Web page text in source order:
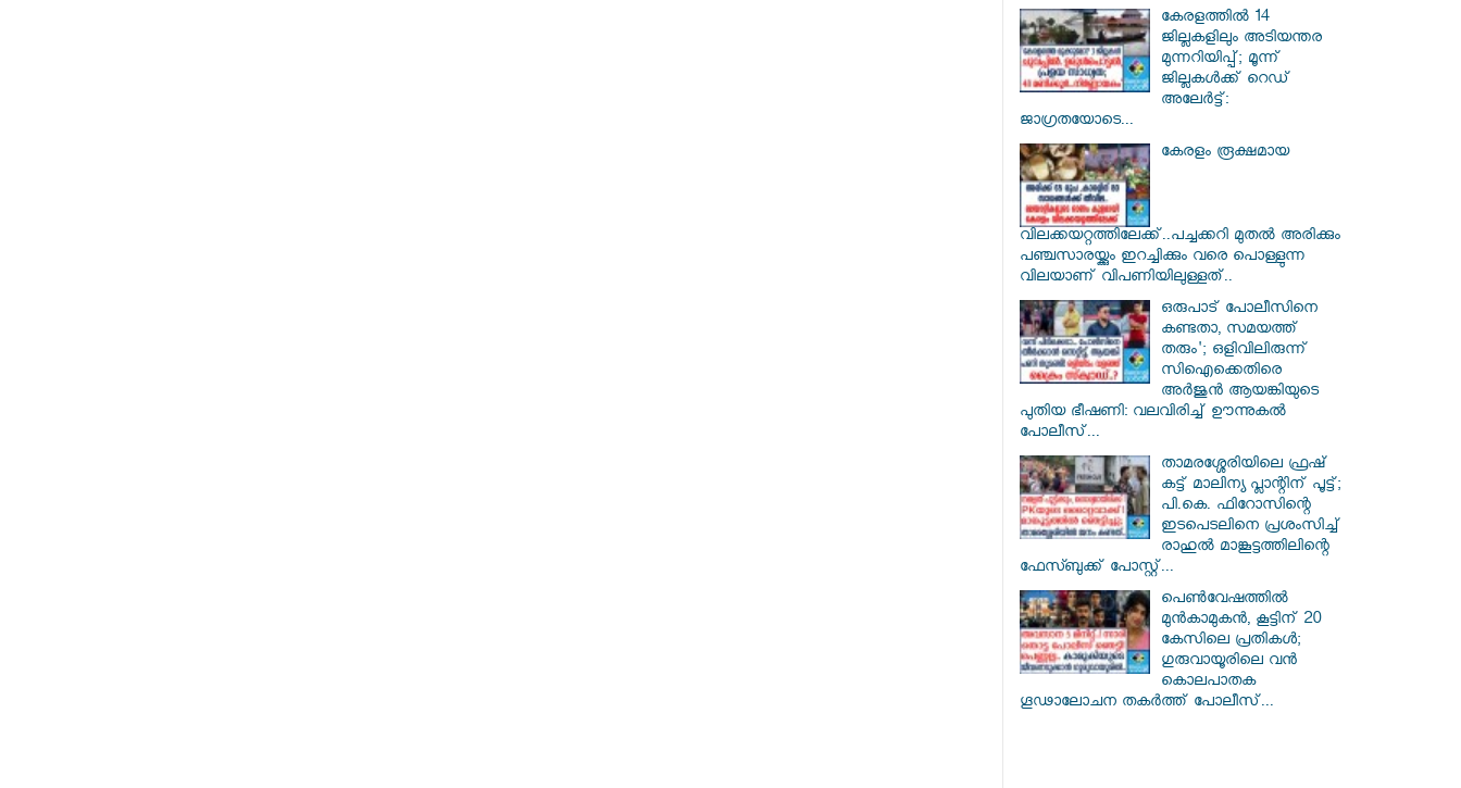
കേരളത്തിൽ 14
ജില്ലകളിലും അടിയന്തര
മുന്നറിയിപ്പ്; മൂന്ന്
ജില്ലകൾക്ക് റെഡ്
അലേർട്ട്:
ജാഗ്രതയോടെ...
കേരളം രൂക്ഷമായ
വിലക്കയറ്റത്തിലേക്ക്..പച്ചക്കറി മുതൽ അരിക്കും
പഞ്ചസാരയ്ക്കും ഇറച്ചിക്കും വരെ പൊള്ളുന്ന
വിലയാണ് വിപണിയിലുള്ളത്..
ഒരുപാട് പോലീസിനെ
കണ്ടതാ, സമയത്ത്
തരും'; ഒളിവിലിരുന്ന്
സിഐക്കെതിരെ
അർജുൻ ആയങ്കിയുടെ
പുതിയ ഭീഷണി: വലവിരിച്ച് ഊന്നുകൽ
പോലീസ്...
താമരശ്ശേരിയിലെ ഫ്രഷ്
കട്ട് മാലിന്യ പ്ലാന്റിന് പൂട്ട്;
പി.കെ. ഫിറോസിന്റെ
ഇടപെടലിനെ പ്രശംസിച്ച്
രാഹുൽ മാങ്കൂട്ടത്തിലിന്റെ
ഫേസ്ബുക്ക് പോസ്റ്റ്...
പെൺവേഷത്തിൽ
മുൻകാമുകൻ, കൂട്ടിന് 20
കേസിലെ പ്രതികൾ;
ഗുരുവായൂരിലെ വൻ
കൊലപാതക
ഗൂഢാലോചന തകർത്ത് പോലീസ്...